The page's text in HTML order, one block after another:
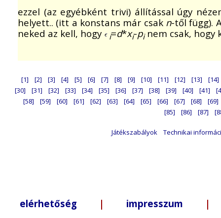
ezzel (az egyébként trivi) állítással úgy
helyett.. (itt a konstans már csak n-től függ).
neked az kell, hogy
i=d*xi-pinem csak, hogy
[1] [2] [3] [4] [5] [6] [7] [8] [9] [10] [11] [12] [13]
[14]
[30]
[31] [32] [33] [34] [35] [36] [37] [38] [39] [40] [41]
[58]
[59] [60] [61] [62] [63] [64] [65] [66] [67] [68]
[69]
[85]
[86] [87]
Játékszabályok Technikai
elérhetőség | impresszum |